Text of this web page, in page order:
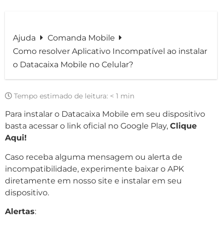
Ajuda
Comanda Mobile
Como resolver Aplicativo Incompatível ao instalar
o Datacaixa Mobile no Celular?
Tempo estimado de leitura: < 1 min
Para instalar o Datacaixa Mobile em seu dispositivo
basta acessar o link oficial no Google Play, Clique
Aqui!
Caso receba alguma mensagem ou alerta de
incompatibilidade, experimente baixar o APK
diretamente em nosso site e instalar em seu
dispositivo.
Alertas: